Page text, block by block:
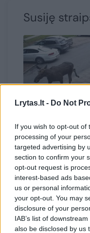
Lrytas.lt - Do Not
If you wish to opt-out of
processing of your
targeted advertising by
section to confirm your
opt-out request is
interest-based ads
us or personal
your opt-out. You may
disclosure of your
IAB’s list of
also be disclosed by us
Susiję
Po Vilnių
jaunas žvėris
daugiabučių